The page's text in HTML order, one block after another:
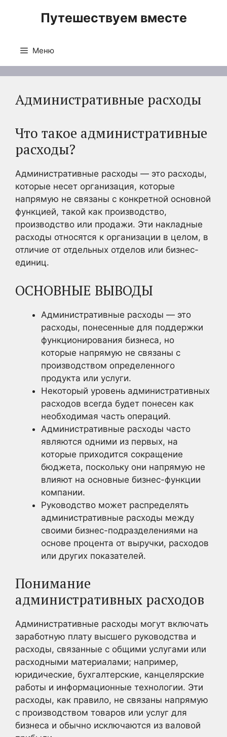
Путешествуем вместе
Меню
Административные расходы
Что такое административные
расходы?
Административные расходы — это расходы,
которые несет организация, которые
напрямую не связаны с конкретной основной
функцией, такой как производство,
производство или продажи. Эти накладные
расходы относятся к организации в целом, в
отличие от отдельных отделов или бизнес-
единиц.
ОСНОВНЫЕ ВЫВОДЫ
Административные расходы — это
расходы, понесенные для поддержки
функционирования бизнеса, но
которые напрямую не связаны с
производством определенного
продукта или услуги.
Некоторый уровень административных
расходов всегда будет понесен как
необходимая часть операций.
Административные расходы часто
являются одними из первых, на
которые приходится сокращение
бюджета, поскольку они напрямую не
влияют на основные бизнес-функции
компании.
Руководство может распределять
административные расходы между
своими бизнес-подразделениями на
основе процента от выручки, расходов
или других показателей.
Понимание
административных расходов
Административные расходы могут включать
заработную плату высшего руководства и
расходы, связанные с общими услугами или
расходными материалами; например,
юридические, бухгалтерские, канцелярские
работы и информационные технологии. Эти
расходы, как правило, не связаны напрямую
с производством товаров или услуг для
бизнеса и обычно исключаются из валовой